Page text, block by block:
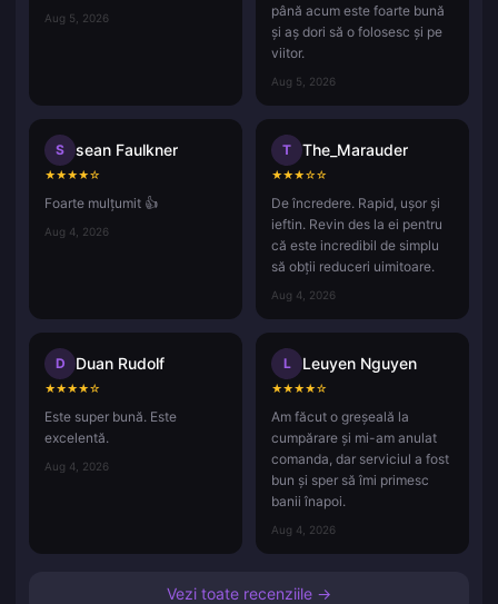
Aug 5, 2026
până acum este foarte bună
și aș dori să o folosesc și pe
viitor.
Aug 5, 2026
S sean Faulkner
★★★★☆
Foarte mulțumit 👍
Aug 4, 2026
T The_Marauder
★★★☆☆
De încredere. Rapid, ușor și
ieftin. Revin des la ei pentru
că este incredibil de simplu
să obții reduceri uimitoare.
Aug 4, 2026
D Duan Rudolf
★★★★☆
Este super bună. Este
excelentă.
Aug 4, 2026
L Leuyen Nguyen
★★★★☆
Am făcut o greșeală la
cumpărare și mi-am anulat
comanda, dar serviciul a fost
bun și sper să îmi primesc
banii înapoi.
Aug 4, 2026
Vezi toate recenziile →